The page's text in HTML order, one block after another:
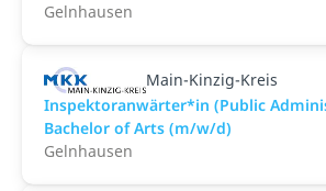
Gelnhausen
Main-Kinzig-Kreis
Inspektoranwärter*in (Public
Bachelor of Arts (m/w/d)
Gelnhausen